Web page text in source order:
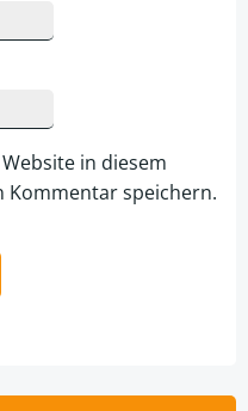
in diesem
Kommentar speichern.